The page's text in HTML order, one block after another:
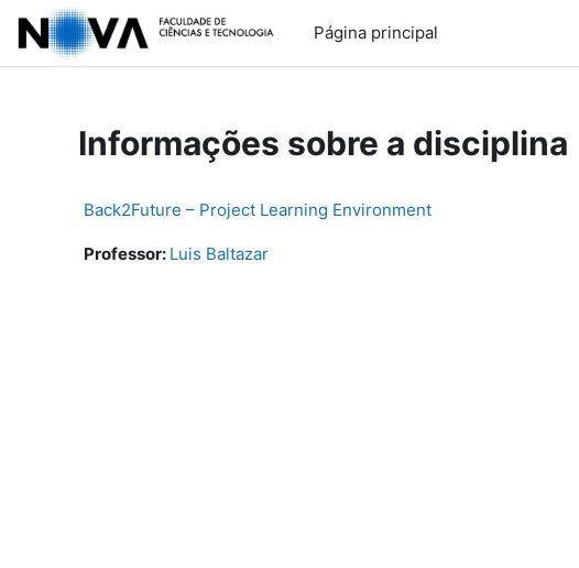
Ir para o conteúdo principal
Página principal
Informações sobre a disciplina
Back2Future – Project Learning Environment
Professor: Luis Baltazar